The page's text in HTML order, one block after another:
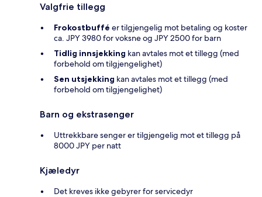
Valgfrie tillegg
Frokostbuffé er tilgjengelig mot betaling og koster
ca. JPY 3980 for voksne og JPY 2500 for barn
Tidlig innsjekking kan avtales mot et tillegg (med
forbehold om tilgjengelighet)
Sen utsjekking kan avtales mot et tillegg (med
forbehold om tilgjengelighet)
Barn og ekstrasenger
Uttrekkbare senger er tilgjengelig mot et tillegg på
8000 JPY per natt
Kjæledyr
Det kreves ikke gebyrer for servicedyr